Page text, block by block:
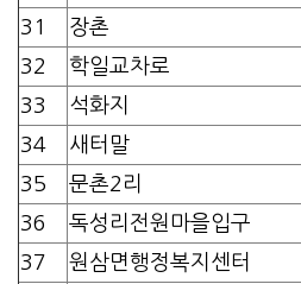
31
장촌
32
학일교차로
33
석화지
34
새터말
35
문촌2리
36
독성리전원마을입구
37
원삼면행정복지센터